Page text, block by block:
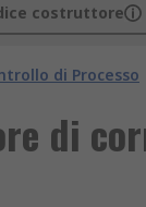
costruttore
di Processo
di